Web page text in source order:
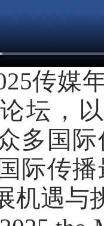
传媒
坛，
多国
际传
机遇与